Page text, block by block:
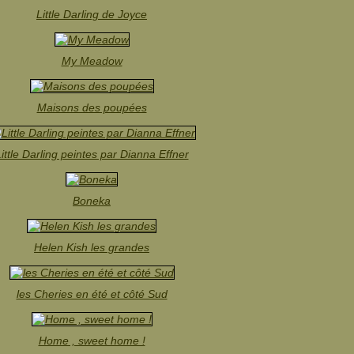
Little Darling de Joyce
My Meadow
Maisons des poupées
Darling peintes par Dianna Effner
Boneka
Helen Kish les grandes
les Cheries en été et côté Sud
Home , sweet home !